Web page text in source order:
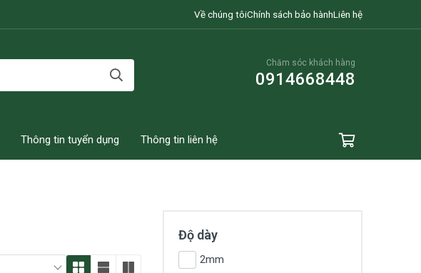
Về chúng tôiChính sách bảo hànhLiên hệ
Chăm sóc khách hàng
0914668448
Thông tin tuyển dụng Thông tin liên hệ
Độ dày
2mm